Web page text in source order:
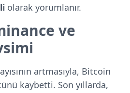
olarak yorumlanır.
ve
artmasıyla, Bitcoin
kaybetti. Son yıllarda,